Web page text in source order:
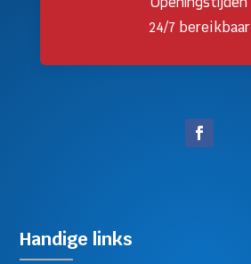
24/7 bereikbaar
Handige links